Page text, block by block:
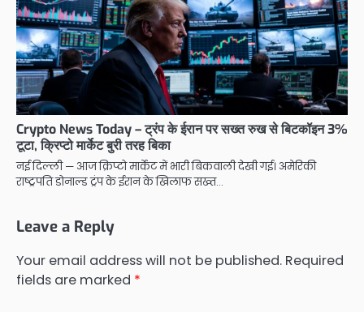
Crypto News Today – ट्रंप के ईरान पर सख्त रुख से बिटकॉइन 3%
टूटा, क्रिप्टो मार्केट बुरी तरह बिका
नई दिल्ली — आज क्रिप्टो मार्केट में भारी बिकवाली देखी गई। अमेरिकी
राष्ट्रपति डोनाल्ड ट्रंप के ईरान के खिलाफ सख्त…
Leave a Reply
Your email address will not be published. Required
fields are marked *